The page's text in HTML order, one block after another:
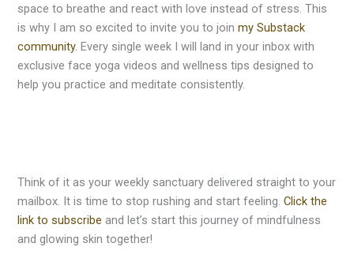
space to breathe and react with love instead of stress. This
is why I am so excited to invite you to joinmy Substack
community. Every single week I will land in your inbox with
exclusive face yoga videos and wellness tips designed to
help you practice and meditate consistently.
Think of it as your weekly sanctuary delivered straight to your
mailbox. It is time to stop rushing and start feeling.Click the
link to subscribe and let’s start this journey of mindfulness
and glowing skin together!